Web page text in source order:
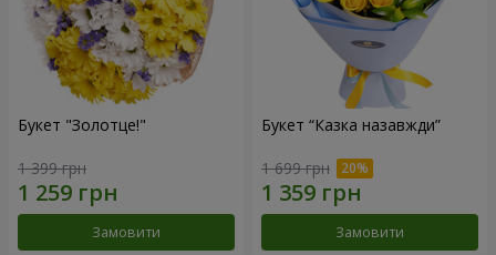
Букет "Золотце!"
1 399 грн
Замовити
Букет “Казка назавжди”
1 699 грн
Замовити